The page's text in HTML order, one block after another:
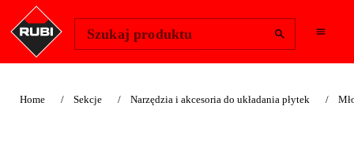
Szukaj produktu
Home Sekcje Narzędzia i akcesoria do układania płytek